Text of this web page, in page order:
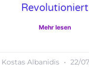
Revolutioniert
Mehr lesen
Kostas Albanidis 22/